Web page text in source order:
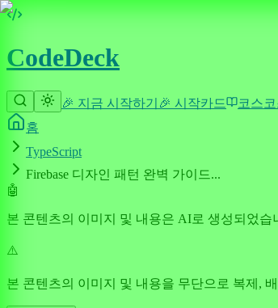
CodeDeck
🎉 지금 시작하기 🎉 시작카드 코스
홈
TypeScript
Firebase 디자인 패턴 완벽 가이드...
🤖
본 콘텐츠의 이미지 및 내용은 AI로 생성되었습
⚠️
본 콘텐츠의 이미지 및 내용을 무단으로 복제,